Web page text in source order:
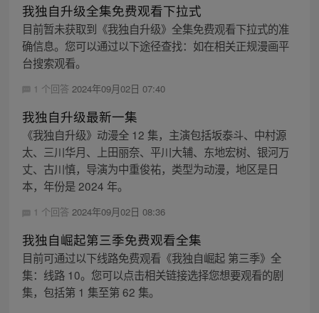
我独自升级全集免费观看下拉式
目前暂未获取到《我独自升级》全集免费观看下拉式的准
确信息。您可以通过以下途径查找：如在相关正规漫画平
台搜索观看。
1 个回答 2024年09月02日 07:40
我独自升级最新一集
《我独自升级》动漫全 12 集，主演包括坂泰斗、中村源
太、三川华月、上田丽奈、平川大辅、东地宏树、银河万
丈、古川慎，导演为中重俊祐，类型为动漫，地区是日
本，年份是 2024 年。
1 个回答 2024年09月02日 08:36
我独自崛起第三季免费观看全集
目前可通过以下线路免费观看《我独自崛起 第三季》全
集：线路 10。您可以点击相关链接选择您想要观看的剧
集，包括第 1 集至第 62 集。